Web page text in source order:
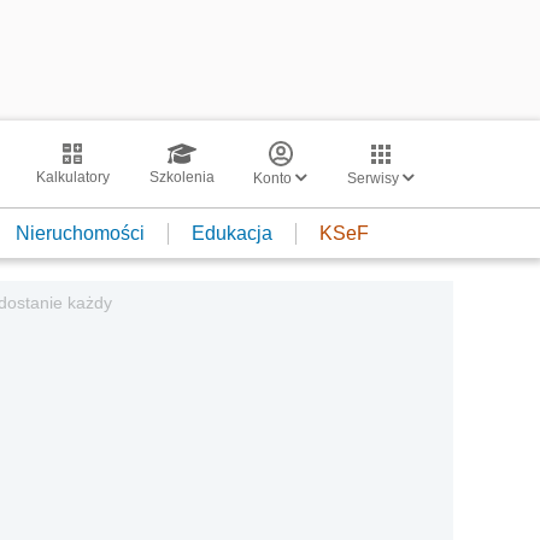
Kalkulatory Szkolenia Konto Serwisy
Nieruchomości Edukacja KSeF
każdy